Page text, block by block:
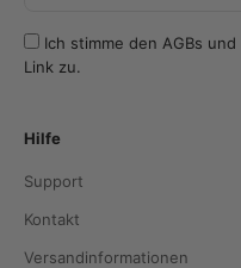
Ich stimme den AGBs und
Link zu.
Hilfe
Support
Kontakt
Versandinformationen